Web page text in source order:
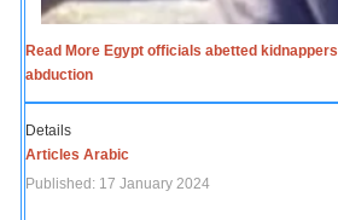
Read More Egypt officials abetted
abduction
Details
Articles Arabic
Published: 17 January 2024